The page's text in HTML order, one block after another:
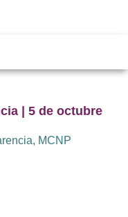
| 5 de octubre
, MCNP